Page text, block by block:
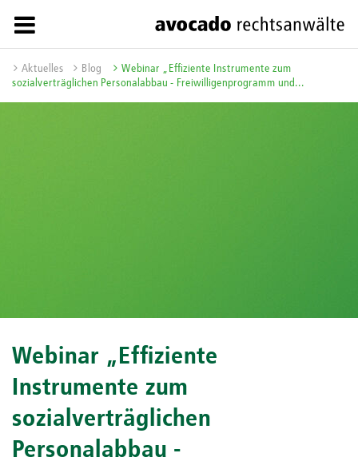
Aktuelles Blog
Webinar „Effiziente Instrumente zum
sozialverträglichen Personalabbau - Freiwilligenprogramm und...
Webinar „Effiziente
Instrumente zum
sozialverträglichen
Personalabbau -